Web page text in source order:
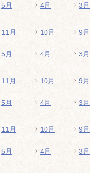
5月 4月 3月
11月 10月 9月
5月 4月 3月
11月 10月 9月
5月 4月 3月
11月 10月 9月
5月 4月 3月